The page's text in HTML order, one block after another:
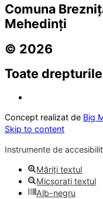
Comuna
Mehedinți
© 2026
Toate
Concept realizat de Big
Skip to content
Instrumente de
Măriți textul
Micșorați textul
Alb-negru